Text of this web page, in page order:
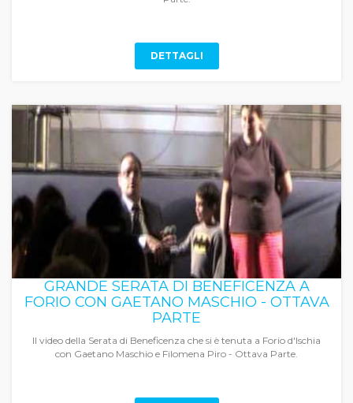
DETTAGLI
GRANDE SERATA DI BENEFICENZA A
FORIO CON GAETANO MASCHIO - OTTAVA
PARTE
Il video della Serata di Beneficenza che si è tenuta a Forio d'Ischia
con Gaetano Maschio e Filomena Piro - Ottava Parte.